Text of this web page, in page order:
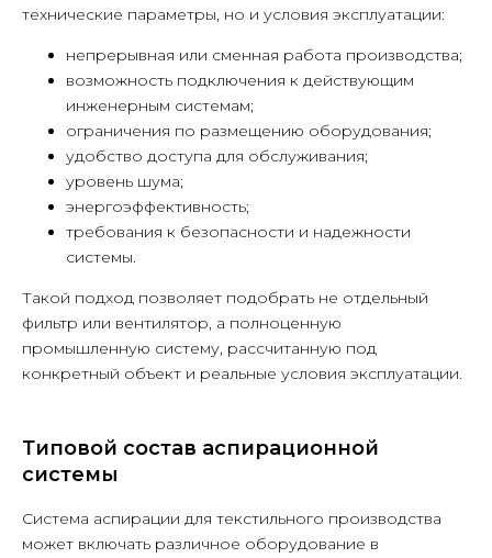
технические параметры, но и условия эксплуатации:
непрерывная или сменная работа производства;
возможность подключения к действующим
инженерным системам;
ограничения по размещению оборудования;
удобство доступа для обслуживания;
уровень шума;
энергоэффективность;
требования к безопасности и надежности
системы.
Такой подход позволяет подобрать не отдельный
фильтр или вентилятор, а полноценную
промышленную систему, рассчитанную под
конкретный объект и реальные условия эксплуатации.
Типовой состав аспирационной
системы
Система аспирации для текстильного производства
может включать различное оборудование в